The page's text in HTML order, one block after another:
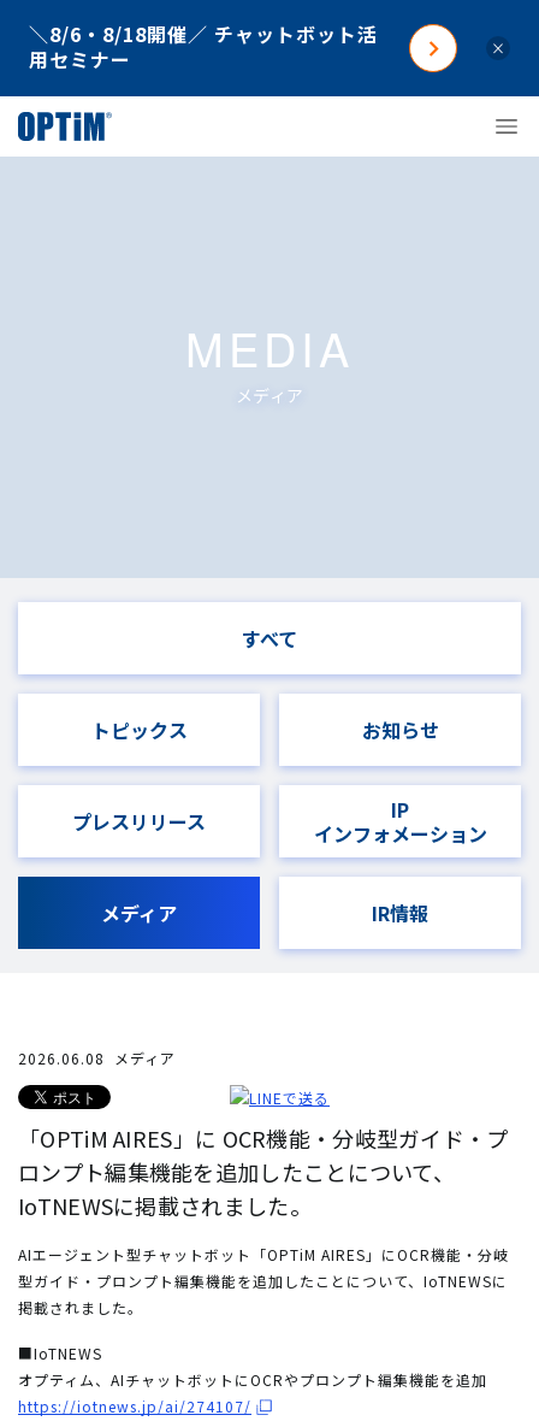
＼8/6・8/18開催／ チャットボット活
用セミナー
×
MEDIA
メディア
すべて
トピックス お知らせ
プレスリリース
IP
インフォメーション
メディア IR情報
2026.06.08 メディア
「OPTiM AIRES」に OCR機能・分岐型ガイド・プ
ロンプト編集機能を追加したことについて、
IoTNEWSに掲載されました。
AIエージェント型チャットボット「OPTiM AIRES」にOCR機能・分岐
型ガイド・プロンプト編集機能を追加したことについて、IoTNEWSに
掲載されました。
■IoTNEWS
オプティム、AIチャットボットにOCRやプロンプト編集機能を追加
https://iotnews.jp/ai/274107/